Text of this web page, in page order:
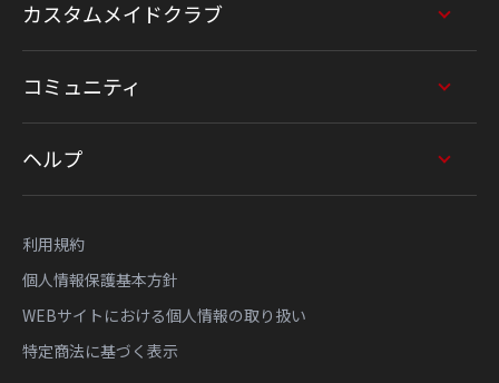
カスタムメイドクラブ
コミュニティ
ヘルプ
利用規約
個人情報保護基本方針
WEBサイトにおける個人情報の取り扱い
特定商法に基づく表示